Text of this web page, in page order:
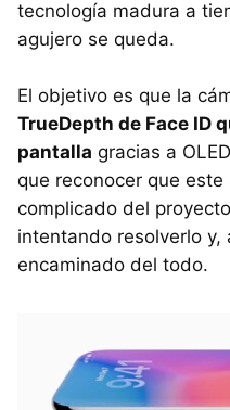
tecnología madura a
agujero se queda.
El objetivo es que la
TrueDepth de Face ID
pantalla gracias a
que reconocer que
complicado del
intentando resolverlo y,
encaminado del todo.